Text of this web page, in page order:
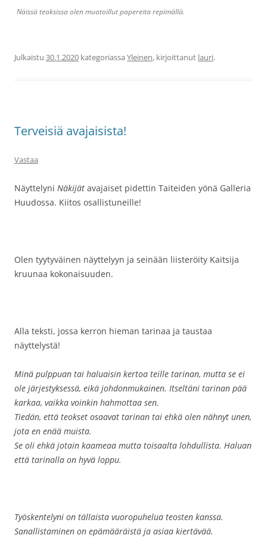
Näissä teoksissa olen muotoillut papereita repimällä.
Julkaistu 30.1.2020 kategoriassa Yleinen, kirjoittanut lauri.
Terveisiä avajaisista!
Vastaa
Näyttelyni Näkijät avajaiset pidettin Taiteiden yönä Galleria
Huudossa. Kiitos osallistuneille!
Olen tyytyväinen näyttelyyn ja seinään liisteröity Kaitsija
kruunaa kokonaisuuden.
Alla teksti, jossa kerron hieman tarinaa ja taustaa
näyttelystä!
Minä pulppuan tai haluaisin kertoa teille tarinan, mutta se ei
ole järjestyksessä, eikä johdonmukainen. Itseltäni tarinan pää
karkaa, vaikka voinkin hahmottaa sen.
Tiedän, että teokset osaavat tarinan tai ehkä olen nähnyt unen,
jota en enää muista.
Se oli ehkä jotain kaameaa mutta toisaalta lohdullista. Haluan
että tarinalla on hyvä loppu.
Työskentelyni on tällaista vuoropuhelua teosten kanssa.
Sanallistaminen on epämääräistä ja asiaa kiertävää.